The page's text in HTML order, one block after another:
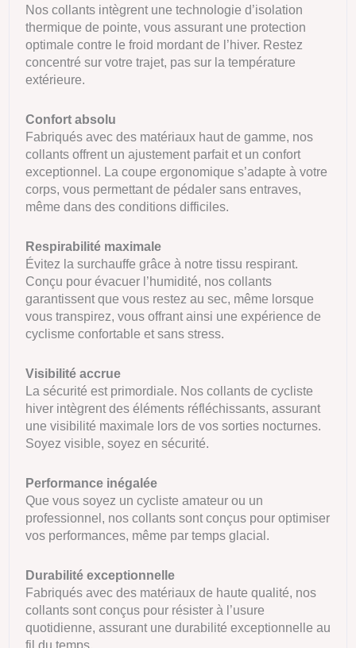
Nos collants intègrent une technologie d’isolation
thermique de pointe, vous assurant une protection
optimale contre le froid mordant de l’hiver. Restez
concentré sur votre trajet, pas sur la température
extérieure.
Confort absolu
Fabriqués avec des matériaux haut de gamme, nos
collants offrent un ajustement parfait et un confort
exceptionnel. La coupe ergonomique s’adapte à votre
corps, vous permettant de pédaler sans entraves,
même dans des conditions difficiles.
Respirabilité maximale
Évitez la surchauffe grâce à notre tissu respirant.
Conçu pour évacuer l’humidité, nos collants
garantissent que vous restez au sec, même lorsque
vous transpirez, vous offrant ainsi une expérience de
cyclisme confortable et sans stress.
Visibilité accrue
La sécurité est primordiale. Nos collants de cycliste
hiver intègrent des éléments réfléchissants, assurant
une visibilité maximale lors de vos sorties nocturnes.
Soyez visible, soyez en sécurité.
Performance inégalée
Que vous soyez un cycliste amateur ou un
professionnel, nos collants sont conçus pour optimiser
vos performances, même par temps glacial.
Durabilité exceptionnelle
Fabriqués avec des matériaux de haute qualité, nos
collants sont conçus pour résister à l’usure
quotidienne, assurant une durabilité exceptionnelle au
fil du temps.